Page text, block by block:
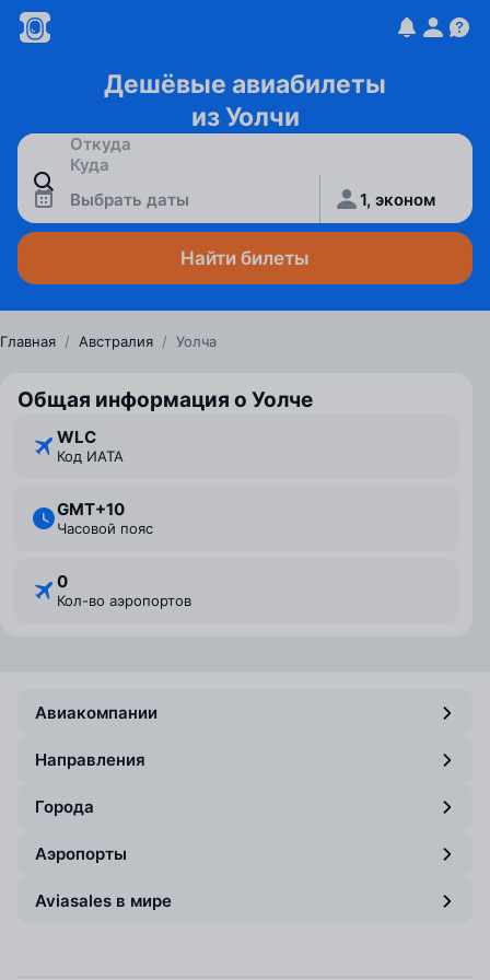
Дешёвые авиабилеты
из Уолчи
Выбрать даты 1, эконом
Найти билеты
Главная / Австралия / Уолча
Общая информация о Уолче
WLC
Код ИАТА
GMT+10
Часовой пояс
0
Кол-во аэропортов
Авиакомпании
Направления
Города
Аэропорты
Aviasales в мире